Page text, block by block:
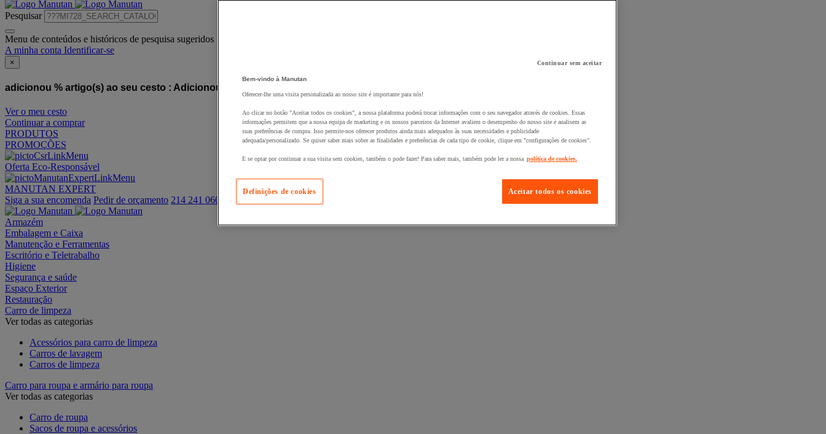
Pesquisar
Menu de conteúdos e históricos de pesquisa sugeridos
A minha conta Identificar-se
×
adicionou % artigo(s) ao seu cesto : Adicionou este artigo ao seu cesto :
Ver o meu cesto
Continuar a comprar
PRODUTOS
PROMOÇÕES
Oferta Eco-Responsável
MANUTAN EXPERT
Siga a sua encomenda Pedir de orçamento 214 241 060
Armazém
Embalagem e Caixa
Manutenção e Ferramentas
Escritório e Teletrabalho
Higiene
Segurança e saúde
Espaço Exterior
Restauração
Carro de limpeza
Ver todas as categorias
Acessórios para carro de limpeza
Carros de lavagem
Carros de limpeza
Carro para roupa e armário para roupa
Ver todas as categorias
Carro de roupa
Sacos de roupa e acessórios
Continuar sem aceitar
Bem-vindo à Manutan
Oferecer-lhe uma visita personalizada ao nosso site é importante para nós!
Ao clicar no botão "Aceitar todos os cookies", a nossa plataforma poderá trocar informações com o seu navegador através de cookies. Essas
informações permitem que a nossa equipa de marketing e os nossos parceiros da Internet avaliem o desempenho do nosso site e analisem as
suas preferências de compra. Isso permite-nos oferecer produtos ainda mais adequados às suas necessidades e publicidade
adequada/personalizado. Se quiser saber mais sobre as finalidades e preferências de cada tipo de cookie, clique em "configurações de cookies".
E se optar por continuar a sua visita sem cookies, também o pode fazer! Para saber mais, também pode ler a nossa política de cookies.
Aceitar todos os cookies
Definições de cookies